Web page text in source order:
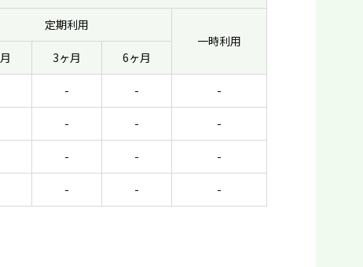
定期利用
一時利用
3ヶ月 6ヶ月
- - -
- - -
- - -
- - -